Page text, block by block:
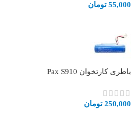
55,000 تومان
باطری کارتخوان Pax S910
250,000 تومان